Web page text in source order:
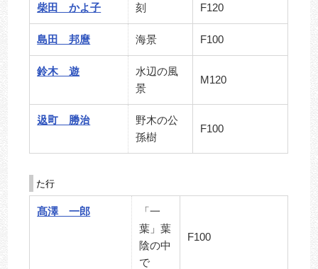
柴田 かよ子 刻 F120
島田 邦麿 海景 F100
鈴木 遊
水辺の風
景
M120
﨤町 勝治
野木の公
孫樹
F100
髙澤 一郎
「一
葉」葉
陰の中
で
F100
た行